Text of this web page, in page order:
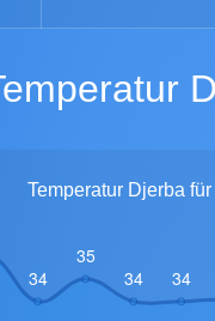
Temperatur
Temperatur Djerba